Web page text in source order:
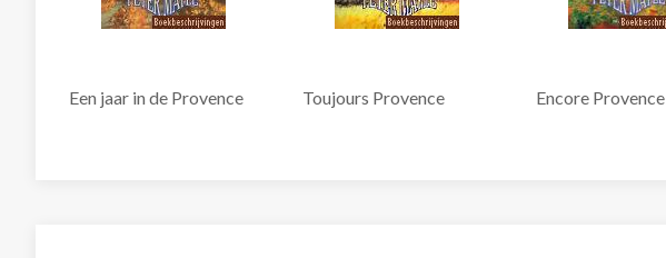
Een jaar in de Provence Toujours Provence Encore Provence